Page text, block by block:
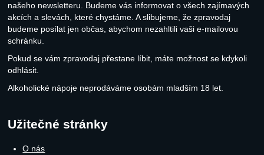
našeho newsletteru. Budeme vás informovat o všech zajímavých
akcích a slevách, které chystáme. A slibujeme, že zpravodaj
budeme posílat jen občas, abychom nezahltili vaši e-mailovou
schránku.
Pokud se vám zpravodaj přestane líbit, máte možnost se kdykoli
odhlásit.
Alkoholické nápoje neprodáváme osobám mladším 18 let.
Užitečné stránky
O nás